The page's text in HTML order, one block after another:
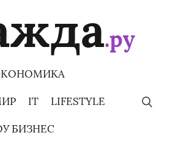
IT LIFESTYLE
БИЗНЕС